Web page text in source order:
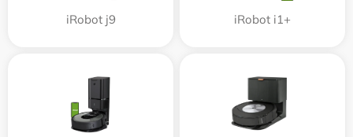
iRobot j9 iRobot i1+